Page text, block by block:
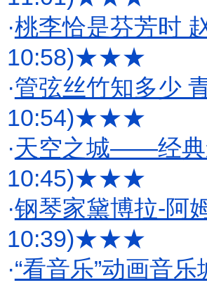
·桃李恰是芬芳时
10:58)★★★
·管弦丝竹知多少
10:54)★★★
·天空之城——经典
10:45)★★★
·钢琴家黛博拉-阿
10:39)★★★
·“看音乐”动画音